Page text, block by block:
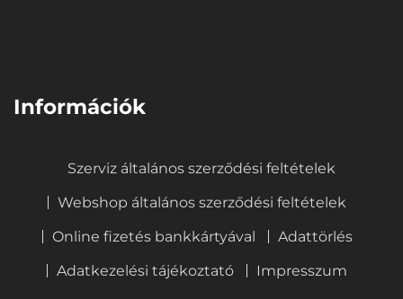
Információk
Szerviz általános szerződési feltételek
Webshop általános szerződési feltételek
Online fizetés bankkártyával
Adattörlés
Adatkezelési tájékoztató
Impresszum